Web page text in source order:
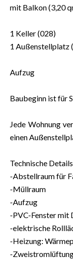
mit Balkon (3,20
1 Keller (028)
1 Außenstellplatz
Aufzug
Baubeginn ist für
Jede Wohnung
einen
Technische
-Abstellraum für
-Müllraum
-Aufzug
-PVC-Fenster mit
-elektrische
-Heizung:
-